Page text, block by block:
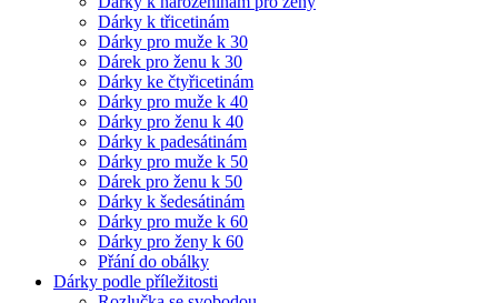
Dárky k třicetinám
Dárky pro muže k 30
Dárek pro ženu k 30
Dárky ke čtyřicetinám
Dárky pro muže k 40
Dárky pro ženu k 40
Dárky k padesátinám
Dárky pro muže k 50
Dárek pro ženu k 50
Dárky k šedesátinám
Dárky pro muže k 60
Dárky pro ženy k 60
Přání do obálky
Dárky podle příležitosti